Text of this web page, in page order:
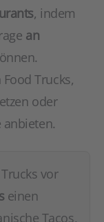
, indem
an
Trucks,
oder
vor
einen
Tacos,